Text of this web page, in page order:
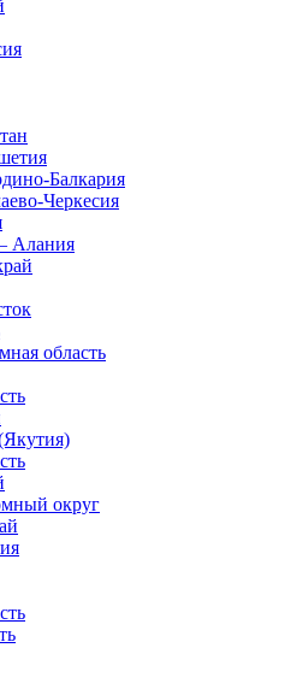
Балкария
Черкесия
Алания
область
округ